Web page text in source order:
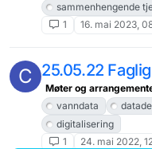
sammenhengende
1
16. mai 2023,
C 25.05.22
Møter og
vanndata
digitalisering
1
24. mai 2022,